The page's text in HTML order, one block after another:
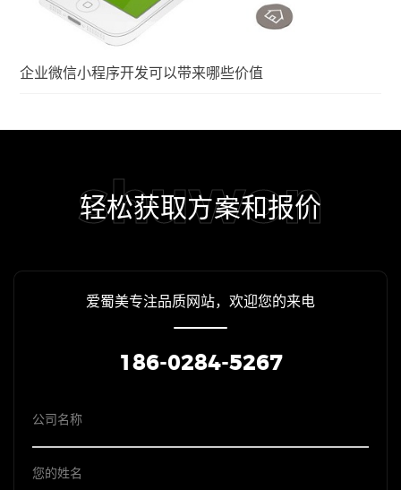
企业微信小程序开发可以带来哪些价值
shuwon
轻松获取方案和报价
爱蜀美专注品质网站，欢迎您的来电
186-0284-5267